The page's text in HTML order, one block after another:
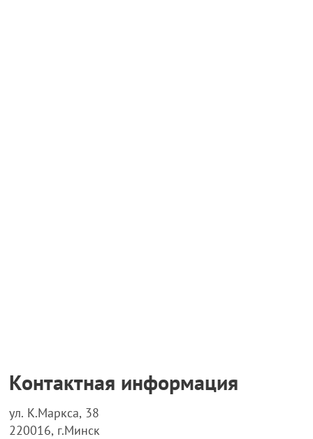
Контактная информация
ул. К.Маркса, 38
220016, г.Минск